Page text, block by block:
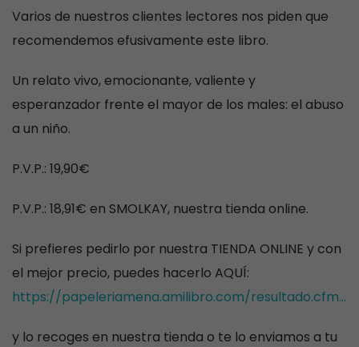
Varios de nuestros clientes lectores nos piden que
recomendemos efusivamente este libro.
Un relato vivo, emocionante, valiente y
esperanzador frente el mayor de los males: el abuso
a un niño.
P.V.P.: 19,90€
P.V.P.: 18,91€ en SMOLKAY, nuestra tienda online.
Si prefieres pedirlo por nuestra TIENDA ONLINE y con
el mejor precio, puedes hacerlo AQUÍ:
https://papeleriamena.amilibro.com/resultado.cfm…
y lo recoges en nuestra tienda o te lo enviamos a tu